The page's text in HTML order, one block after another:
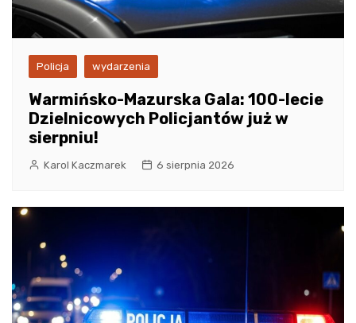
Policja wydarzenia
Warmińsko-Mazurska Gala: 100-lecie
Dzielnicowych Policjantów już w
sierpniu!
Karol Kaczmarek 6 sierpnia 2026